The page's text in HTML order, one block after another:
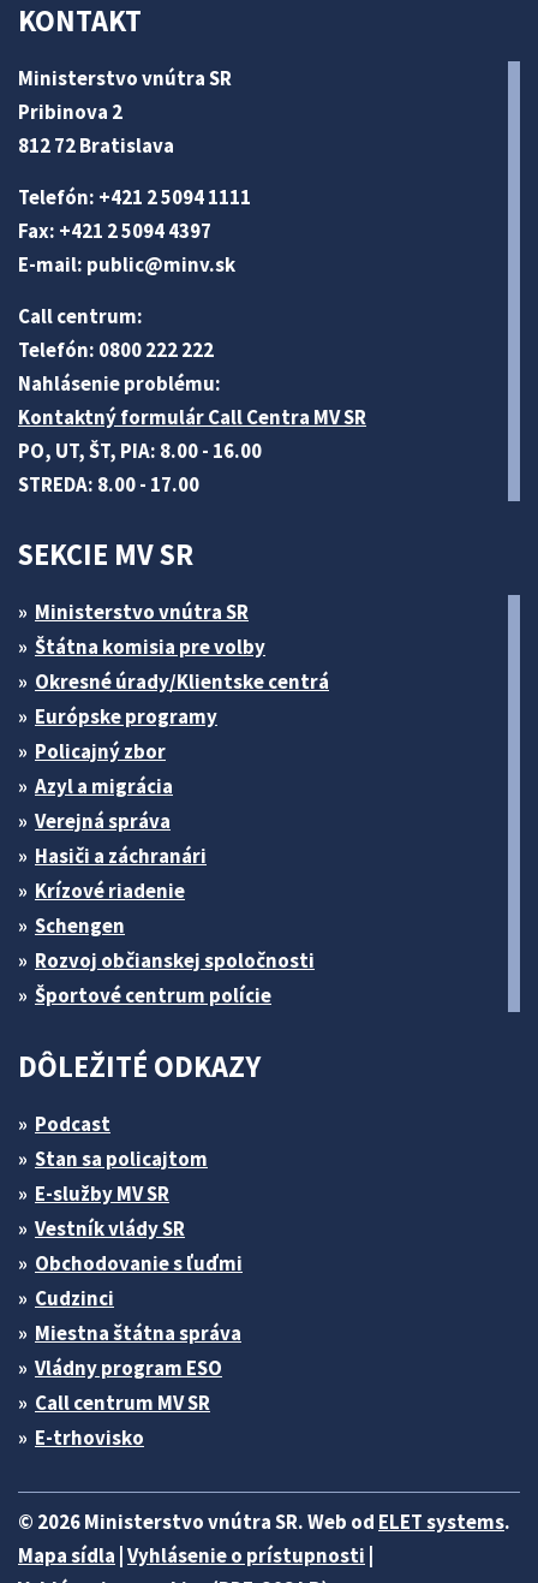
KONTAKT
Ministerstvo vnútra SR
Pribinova 2
812 72 Bratislava
Telefón: +421 2 5094 1111
Fax: +421 2 5094 4397
E-mail: public@minv.sk
Call centrum:
Telefón: 0800 222 222
Nahlásenie problému:
Kontaktný formulár Call Centra MV SR
PO, UT, ŠT, PIA: 8.00 - 16.00
STREDA: 8.00 - 17.00
SEKCIE MV SR
Ministerstvo vnútra SR
Štátna komisia pre volby
Okresné úrady/Klientske centrá
Európske programy
Policajný zbor
Azyl a migrácia
Verejná správa
Hasiči a záchranári
Krízové riadenie
Schengen
Rozvoj občianskej spoločnosti
Športové centrum polície
DÔLEŽITÉ ODKAZY
Podcast
Stan sa policajtom
E-služby MV SR
Vestník vlády SR
Obchodovanie s ľuďmi
Cudzinci
Miestna štátna správa
Vládny program ESO
Call centrum MV SR
E-trhovisko
© 2026 Ministerstvo vnútra SR. Web od ELET systems.
Mapa sídla Vyhlásenie o prístupnosti